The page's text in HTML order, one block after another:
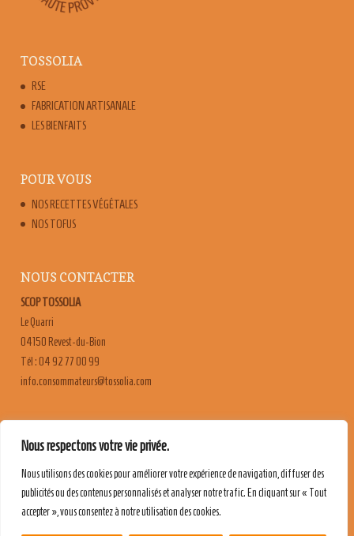
Nous respectons votre vie privée.
Nous utilisons des cookies pour améliorer votre expérience de navigation, diffuser des
publicités ou des contenus personnalisés et analyser notre trafic. En cliquant sur « Tout
accepter », vous consentez à notre utilisation des cookies.
TOSSOLIA
RSE
FABRICATION ARTISANALE
LES BIENFAITS
POUR VOUS
NOS RECETTES VÉGÉTALES
NOS TOFUS
NOUS CONTACTER
SCOP TOSSOLIA
Le Quarri
04150 Revest-du-Bion
Tél : 04 92 77 00 99
moc.ailossot@sruetammosnoc.ofni
CONTACT & RECRUTEMENT
MENTIONS LÉGALES
POLITIQUE DE CONFIDENTIALITÉ